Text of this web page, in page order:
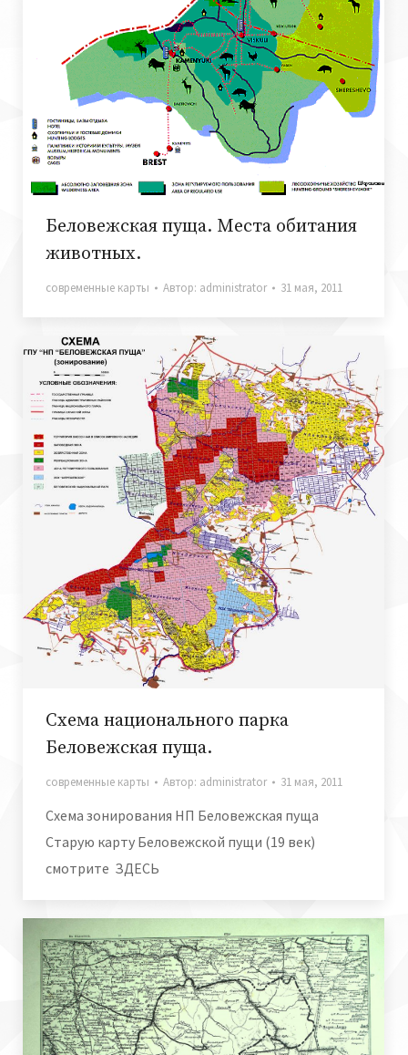
Беловежская пуща. Места обитания
животных.
современные карты Автор: administrator 31 мая, 2011
Схема национального парка
Беловежская пуща.
современные карты Автор: administrator 31 мая, 2011
Схема зонирования НП Беловежская пуща
Старую карту Беловежской пущи (19 век)
смотрите ЗДЕСЬ